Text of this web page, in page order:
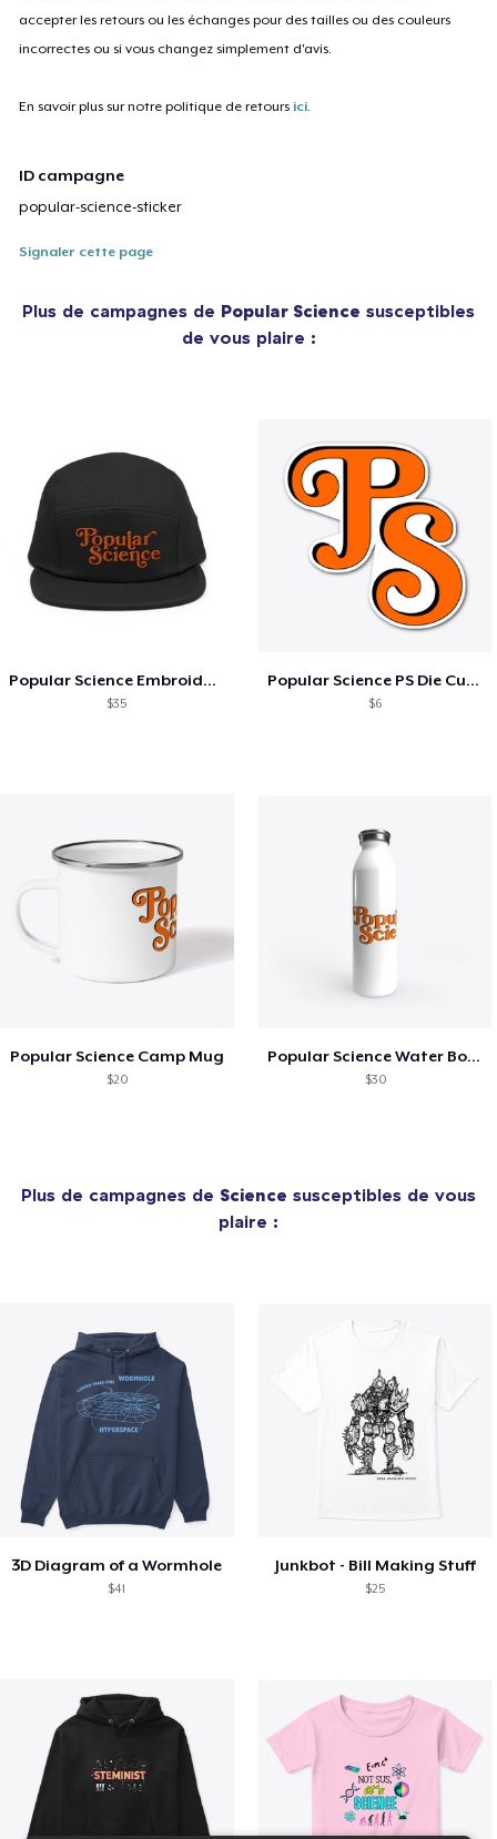
accepter les retours ou les échanges pour des tailles ou des couleurs
incorrectes ou si vous changez simplement d'avis.
En savoir plus sur notre politique de retours ici
ID campagne
popular-science-sticker
Signaler cette page
Plus de campagnes de Popular Science susceptibles
de vous plaire :
Popular Science Embroidered 5-Panel Hat
$35
Popular Science PS Die Cut Sticker
$6
Popular Science Camp Mug
$20
Popular Science Water Bottle
$30
Plus de campagnes de Science susceptibles de vous
plaire :
3D Diagram of a Wormhole
$41
Junkbot - Bill Making Stuff
$25